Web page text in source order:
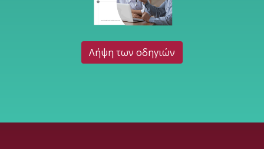
Λήψη των οδηγιών